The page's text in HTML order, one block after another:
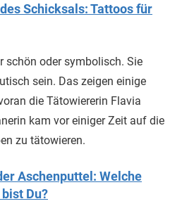
Schicksals: Tattoos für
schön oder symbolisch. Sie
sein. Das zeigen einige
die Tätowiererin Flavia
kam vor einiger Zeit auf die
zu tätowieren.
Aschenputtel: Welche
Du?